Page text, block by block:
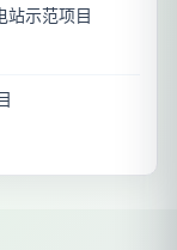
站示范项目